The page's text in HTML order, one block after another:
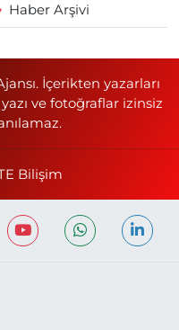
Haber Arşivi
İçerikten yazarları
ve fotoğraflar izinsiz
Bilişim